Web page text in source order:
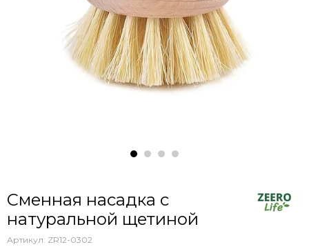
Сменная насадка с
натуральной щетиной
Артикул: ZR12-0302